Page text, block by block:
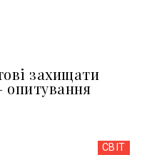
захищати
опитування
СВІТ